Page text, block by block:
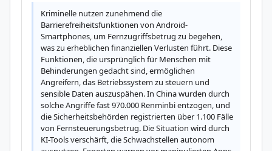
Kriminelle nutzen zunehmend die
Barrierefreiheitsfunktionen von Android-
Smartphones, um Fernzugriffsbetrug zu begehen,
was zu erheblichen finanziellen Verlusten führt. Diese
Funktionen, die ursprünglich für Menschen mit
Behinderungen gedacht sind, ermöglichen
Angreifern, das Betriebssystem zu steuern und
sensible Daten auszuspähen. In China wurden durch
solche Angriffe fast 970.000 Renminbi entzogen, und
die Sicherheitsbehörden registrierten über 1.100 Fälle
von Fernsteuerungsbetrug. Die Situation wird durch
KI-Tools verschärft, die Schwachstellen autonom